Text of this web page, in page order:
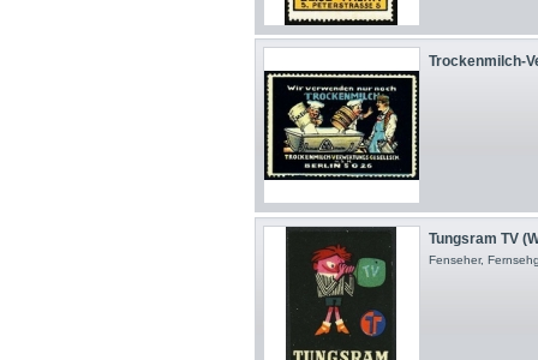
Trockenmilch-
Tungsram TV
Fenseher,